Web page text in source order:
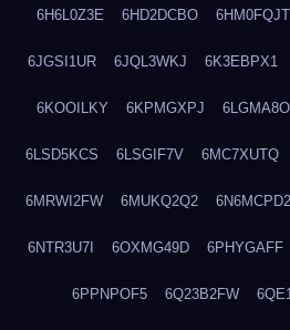
6H6L0Z3E 6HD2DCBO 6HM0FQJT
6JGSI1UR 6JQL3WKJ 6K3EBPX1
6KOOILKY 6KPMGXPJ
6LSD5KCS 6LSGIF7V 6MC7XUTQ
6MRWI2FW 6MUKQ2Q2 6N6MCPD2
6NTR3U7I 6OXMG49D 6PHYGAFF
6PPNPOF5 6Q23B2FW